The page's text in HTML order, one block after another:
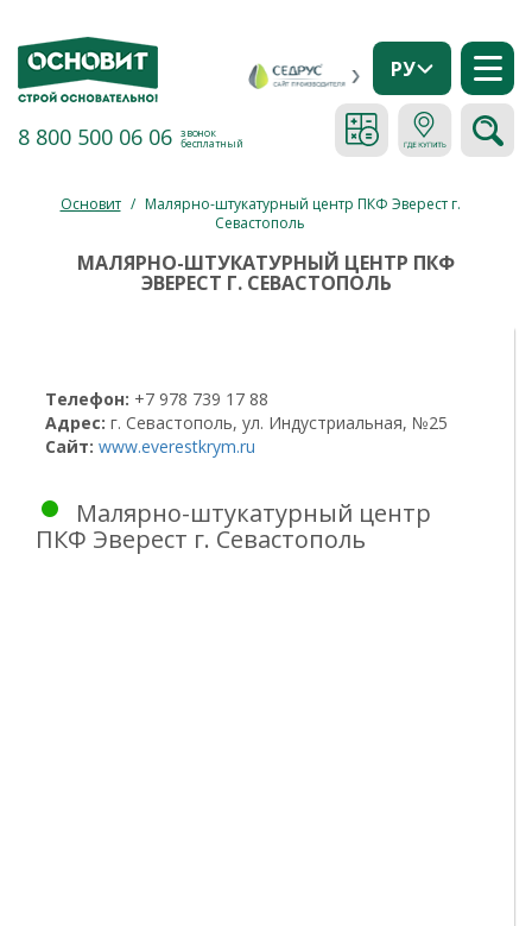
8 800 500 06 06 звонок
бесплатный
РУ
Основит / Малярно-штукатурный центр ПКФ Эверест г.
Севастополь
МАЛЯРНО-ШТУКАТУРНЫЙ ЦЕНТР ПКФ
ЭВЕРЕСТ Г. СЕВАСТОПОЛЬ
Телефон: +7 978 739 17 88
Адрес: г. Севастополь, ул. Индустриальная, №25
Сайт: www.everestkrym.ru
Малярно-штукатурный центр
ПКФ Эверест г. Севастополь